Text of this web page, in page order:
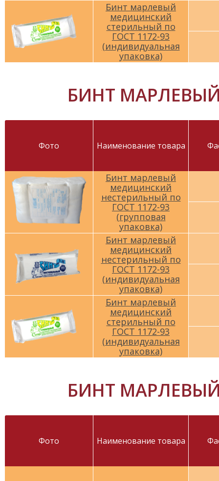
Бинт марлевый
медицинский
стерильный по
ГОСТ 1172-93
(индивидуальная
упаковка)
БИНТ
Фото Наименование товара
Бинт марлевый
медицинский
нестерильный по
ГОСТ 1172-93
(групповая
упаковка)
Бинт марлевый
медицинский
нестерильный по
ГОСТ 1172-93
(индивидуальная
упаковка)
Бинт марлевый
медицинский
стерильный по
ГОСТ 1172-93
(индивидуальная
упаковка)
БИНТ
Фото Наименование товара